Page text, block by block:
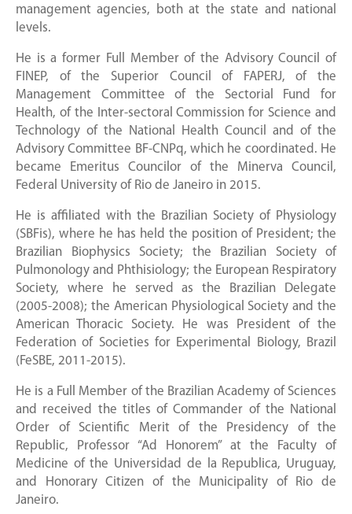
management agencies, both at the state and national
levels.
He is a former Full Member of the Advisory Council of
FINEP, of the Superior Council of FAPERJ, of the
Management Committee of the Sectorial Fund for
Health, of the Inter-sectoral Commission for Science and
Technology of the National Health Council and of the
Advisory Committee BF-CNPq, which he coordinated. He
became Emeritus Councilor of the Minerva Council,
Federal University of Rio de Janeiro in 2015.
He is affiliated with the Brazilian Society of Physiology
(SBFis), where he has held the position of President; the
Brazilian Biophysics Society; the Brazilian Society of
Pulmonology and Phthisiology; the European Respiratory
Society, where he served as the Brazilian Delegate
(2005-2008); the American Physiological Society and the
American Thoracic Society. He was President of the
Federation of Societies for Experimental Biology, Brazil
(FeSBE, 2011-2015).
He is a Full Member of the Brazilian Academy of Sciences
and received the titles of Commander of the National
Order of Scientific Merit of the Presidency of the
Republic, Professor “Ad Honorem” at the Faculty of
Medicine of the Universidad de la Republica, Uruguay,
and Honorary Citizen of the Municipality of Rio de
Janeiro.